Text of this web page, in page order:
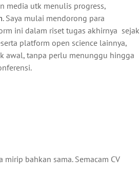
media utk menulis progress,
. Saya mulai mendorong para
ini dalam riset tugas akhirnya sejak
platform open science lainnya,
awal, tanpa perlu menunggu hingga
bahkan sama. Semacam CV